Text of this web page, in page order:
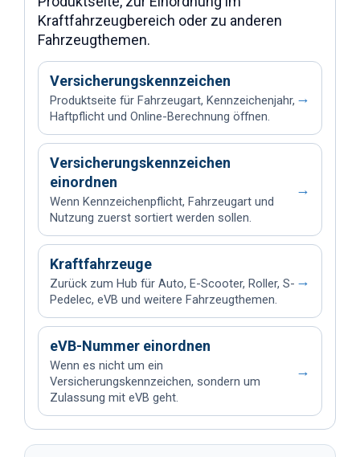
Kraftfahrzeugbereich oder zu anderen
Fahrzeugthemen.
Versicherungskennzeichen
Produktseite für Fahrzeugart, Kennzeichenjahr,
Haftpflicht und Online-Berechnung öffnen.
→
Versicherungskennzeichen
einordnen
Wenn Kennzeichenpflicht, Fahrzeugart und
Nutzung zuerst sortiert werden sollen.
→
Kraftfahrzeuge
Zurück zum Hub für Auto, E-Scooter, Roller, S-
Pedelec, eVB und weitere Fahrzeugthemen.
→
eVB-Nummer einordnen
Wenn es nicht um ein
Versicherungskennzeichen, sondern um
Zulassung mit eVB geht.
→